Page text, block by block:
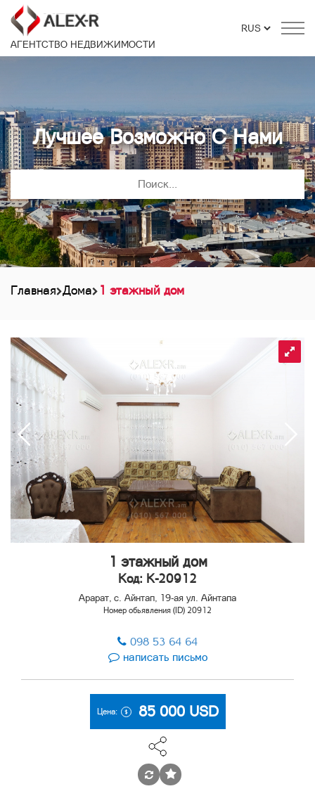
АГЕНТСТВО НЕДВИЖИМОСТИ
Лучшее Возможно С Нами
Главная Дома 1 этажный дом
1 этажный дом
Код: K-20912
Арарат, с. Айнтап, 19-ая ул. Айнтапа
Номер обьявления (ID) 20912
098 53 64 64
написать письмо
Цена: 85 000 USD